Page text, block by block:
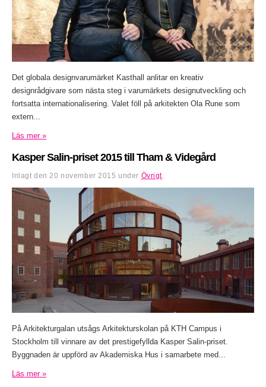
Det globala designvarumärket Kasthall anlitar en kreativ
designrådgivare som nästa steg i varumärkets designutveckling och
fortsatta internationalisering. Valet föll på arkitekten Ola Rune som
extern...
Läs mer »
Kasper Salin-priset 2015 till Tham & Videgård
Inlagt den 20 november 2015 under Övrigt
På Arkitekturgalan utsågs Arkitekturskolan på KTH Campus i
Stockholm till vinnare av det prestigefyllda Kasper Salin-priset.
Byggnaden är uppförd av Akademiska Hus i samarbete med...
Läs mer »